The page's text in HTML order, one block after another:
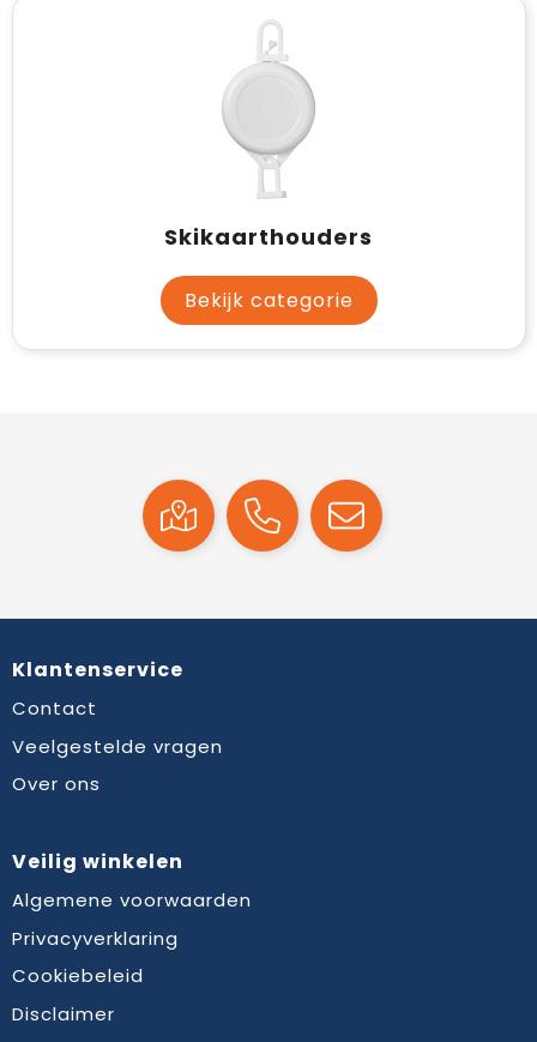
Skikaarthouders
Bekijk categorie
Klantenservice
Contact
Veelgestelde vragen
Over ons
Veilig winkelen
Algemene voorwaarden
Privacyverklaring
Cookiebeleid
Disclaimer